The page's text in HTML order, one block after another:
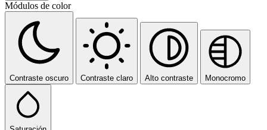
Módulos de color
Contraste oscuro Contraste claro Alto contraste Monocromo